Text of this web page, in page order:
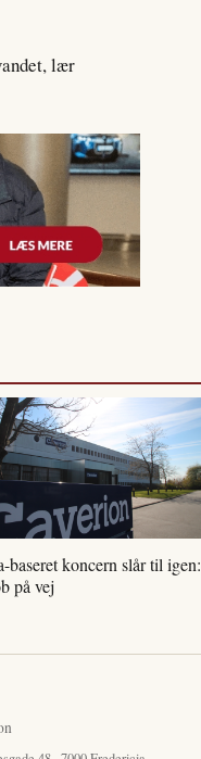
lær
baseret koncern slår til igen:
på vej